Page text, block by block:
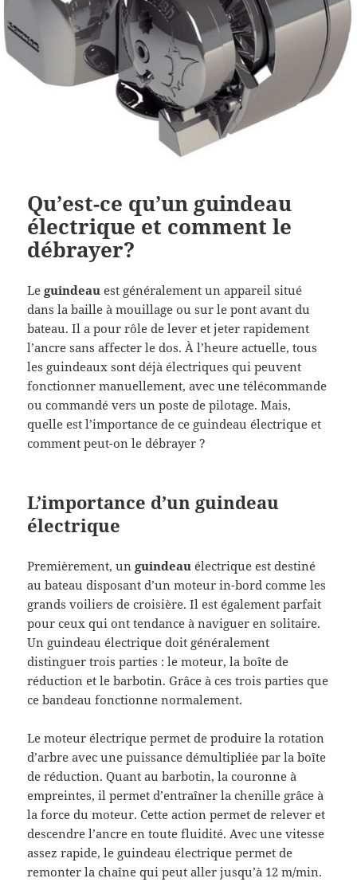
Qu’est-ce qu’un guindeau
électrique et comment le
débrayer?
Leguindeau est généralement un appareil situé
dans la baille à mouillage ou sur le pont avant du
bateau. Il a pour rôle de lever et jeter rapidement
l’ancre sans affecter le dos. À l’heure actuelle, tous
les guindeaux sont déjà électriques qui peuvent
fonctionner manuellement, avec une télécommande
ou commandé vers un poste de pilotage. Mais,
quelle est l’importance de ce guindeau électrique et
comment peut-on le débrayer ?
L’importance d’un guindeau
électrique
Premièrement, unguindeau électrique est destiné
au bateau disposant d’un moteur in-bord comme les
grands voiliers de croisière. Il est également parfait
pour ceux qui ont tendance à naviguer en solitaire.
Un guindeau électrique doit généralement
distinguer trois parties : le moteur, la boîte de
réduction et le barbotin. Grâce à ces trois parties que
ce bandeau fonctionne normalement.
Le moteur électrique permet de produire la rotation
d’arbre avec une puissance démultipliée par la boîte
de réduction. Quant au barbotin, la couronne à
empreintes, il permet d’entraîner la chenille grâce à
la force du moteur. Cette action permet de relever et
descendre l’ancre en toute fluidité. Avec une vitesse
assez rapide, le guindeau électrique permet de
remonter la chaîne qui peut aller jusqu’à 12 m/min.